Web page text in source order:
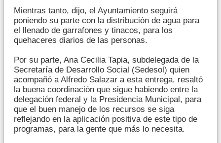
Mientras tanto, dijo, el Ayuntamiento seguirá
poniendo su parte con la distribución de agua para
el llenado de garrafones y tinacos, para los
quehaceres diarios de las personas.
Por su parte, Ana Cecilia Tapia, subdelegada de la
Secretaría de Desarrollo Social (Sedesol) quien
acompañó a Alfredo Salazar a esta entrega, resaltó
la buena coordinación que sigue habiendo entre la
delegación federal y la Presidencia Municipal, para
que el buen manejo de los recursos se siga
reflejando en la aplicación positiva de este tipo de
programas, para la gente que más lo necesita.